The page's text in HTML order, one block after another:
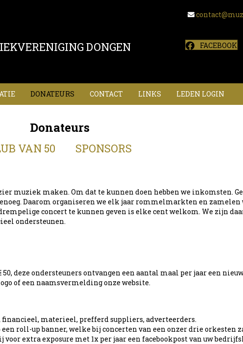
DONGEN FACEBOOK
DONATEURS CONTACT LINKS LEDEN LOGIN
Donateurs
VAN 50 SPONSORS
muziek maken. Om dat te kunnen doen hebben we inkomsten.
Daarom organiseren we elk jaar rommelmarkten en zamelen
concert te kunnen geven is elke cent welkom. We zijn
ondersteunen.
deze ondersteuners ontvangen een aantal maal per jaar een
of een naamsvermelding onze website.
financieel, materieel, prefferd suppliers, adverteerders.
roll-up banner, welke bij concerten van een onzer drie orkesten
voor extra exposure met 1x per jaar een facebookpost van uw